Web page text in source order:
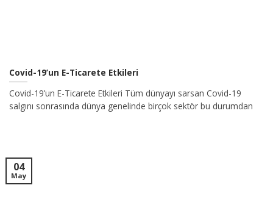
Covid-19’un E-Ticarete Etkileri
Covid-19’un E-Ticarete Etkileri Tüm dünyayı sarsan Covid-19
salgını sonrasında dünya genelinde birçok sektör bu durumdan
04
May